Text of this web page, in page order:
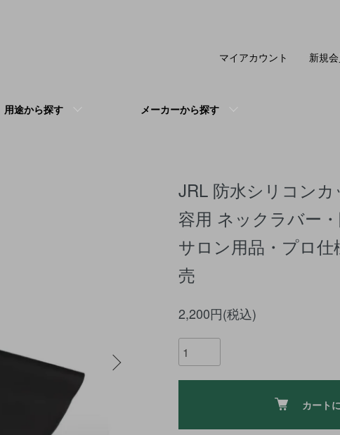
用途から探す メーカーから探す
マイアカウント 新規
JRL 防水シリコン
容用 ネックラバー
サロン用品・プロ仕
売
2,200円(税込)
カート